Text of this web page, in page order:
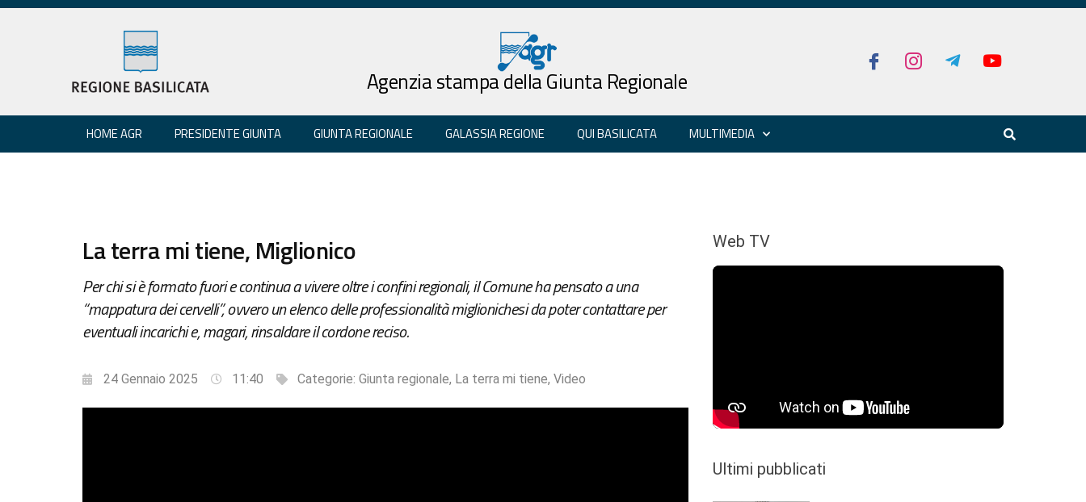
Agenzia stampa della Giunta Regionale
HOME AGR PRESIDENTE GIUNTA GIUNTA REGIONALE GALASSIA REGIONE QUI BASILICATA MULTIMEDIA
La terra mi tiene, Miglionico
Per chi si è formato fuori e continua a vivere oltre i confini regionali, il Comune ha pensato a una
“mappatura dei cervelli”, ovvero un elenco delle professionalità miglionichesi da poter contattare per
eventuali incarichi e, magari, rinsaldare il cordone reciso.
24 Gennaio 2025 11:40 Categorie: Giunta regionale, La terra mi tiene, Video
Web TV
Ultimi pubblicati